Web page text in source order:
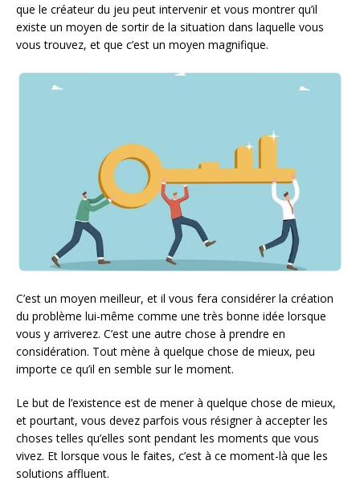
que le créateur du jeu peut intervenir et vous montrer qu’il
existe un moyen de sortir de la situation dans laquelle vous
vous trouvez, et que c’est un moyen magnifique.
C’est un moyen meilleur, et il vous fera considérer la création
du problème lui-même comme une très bonne idée lorsque
vous y arriverez. C’est une autre chose à prendre en
considération. Tout mène à quelque chose de mieux, peu
importe ce qu’il en semble sur le moment.
Le but de l’existence est de mener à quelque chose de mieux,
et pourtant, vous devez parfois vous résigner à accepter les
choses telles qu’elles sont pendant les moments que vous
vivez. Et lorsque vous le faites, c’est à ce moment-là que les
solutions affluent.